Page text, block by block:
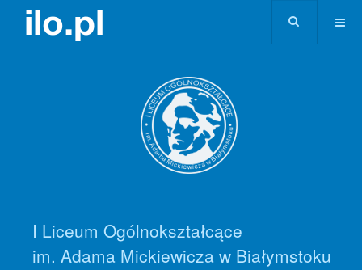
I Liceum Ogólnokształcące
im. Adama Mickiewicza w Białymstoku